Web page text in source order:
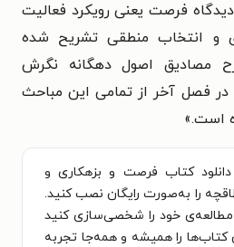
فرصت یعنی رویکرد فعالیت
و انتخاب منطقی تشریح شده
مصادیق اصول دهگانه نگرش
فصل آخر از تمامی این مباحث
است.»
دانلود کتاب فرصت و بزهکاری و
را به‌صورت رایگان نصب کنید.
مطالعه‌ی خود را شخصی‌سازی کنید
را همیشه و همه‌جا تجربه